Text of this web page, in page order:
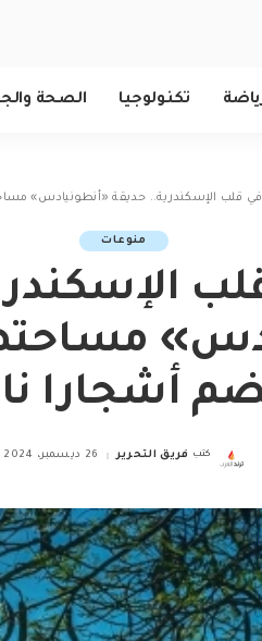
تكنولوجيا الصحة
قلب الإسكندرية.. حديقة «أنطونيادس» مساحتها 50 فدانا وتضم أشجارا
منوعات
أشجارا
Posted
كتب فريق التحرير 26 ديسمبر، 2024